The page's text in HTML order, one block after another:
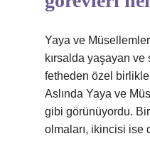
Yaya ve
kırsalda yaşayan ve
fetheden özel
Aslında Yaya ve
gibi görünüyordu.
olmaları, ikincisi ise